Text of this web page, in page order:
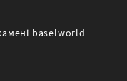
baselworld